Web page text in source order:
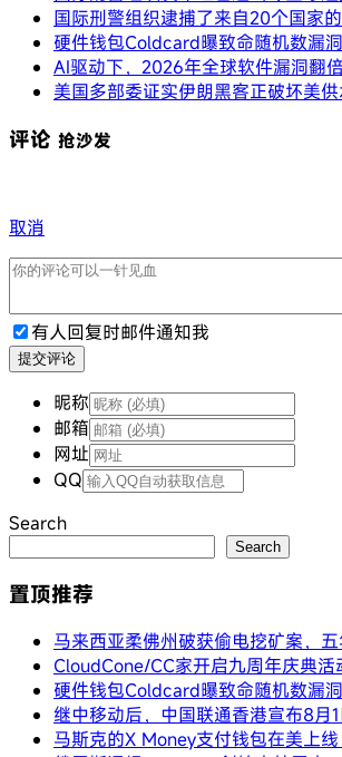
国际刑警组织逮捕了来自20个国家
硬件钱包Coldcard曝致命随机数漏
AI驱动下，2026年全球软件漏洞翻
美国多部委证实伊朗黑客正破坏美
评论 抢沙发
取消
有人回复时邮件通知我
提交评论
昵称
邮箱
网址
QQ
Search
Search
置顶推荐
马来西亚柔佛州破获偷电挖矿案，五
CloudCone/CC家开启九周年庆典
硬件钱包Coldcard曝致命随机数漏
继中移动后，中国联通香港宣布8月
马斯克的X Money支付钱包在美上